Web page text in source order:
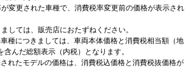
変更された車種で、消費税率変更前の価格が表示され
しては、販売店におたずねください。
種につきましては、車両本体価格と消費税相当額（地
んだ総額表示（内税）となります。
れたモデルの価格は、消費税込価格と消費税抜価格が